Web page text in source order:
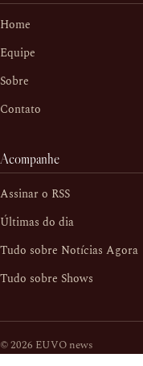
Home
Equipe
Sobre
Contato
Acompanhe
Assinar o RSS
Últimas do dia
Tudo sobre Notícias Agora
Tudo sobre Shows
© 2026 EUVO news